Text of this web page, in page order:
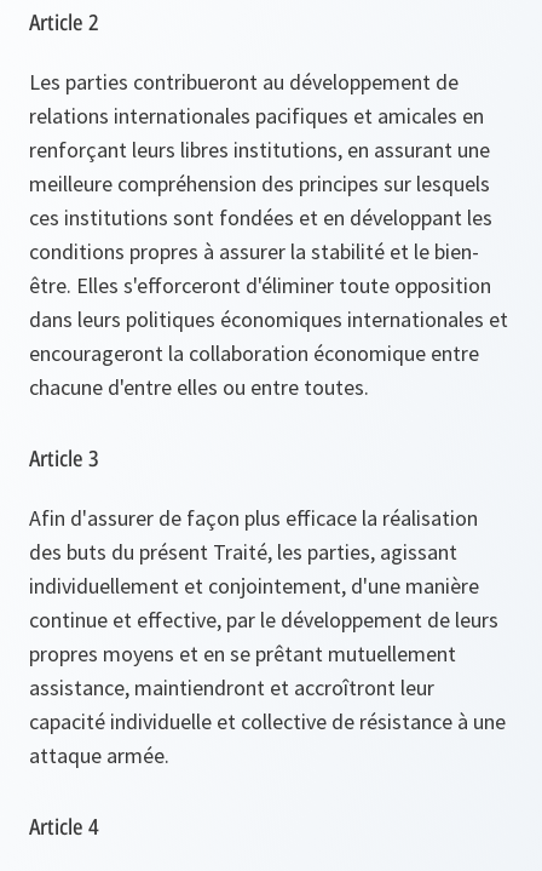
Article 2
Les parties contribueront au développement de
relations internationales pacifiques et amicales en
renforçant leurs libres institutions, en assurant une
meilleure compréhension des principes sur lesquels
ces institutions sont fondées et en développant les
conditions propres à assurer la stabilité et le bien-
être. Elles s'efforceront d'éliminer toute opposition
dans leurs politiques économiques internationales et
encourageront la collaboration économique entre
chacune d'entre elles ou entre toutes.
Article 3
Afin d'assurer de façon plus efficace la réalisation
des buts du présent Traité, les parties, agissant
individuellement et conjointement, d'une manière
continue et effective, par le développement de leurs
propres moyens et en se prêtant mutuellement
assistance, maintiendront et accroîtront leur
capacité individuelle et collective de résistance à une
attaque armée.
Article 4